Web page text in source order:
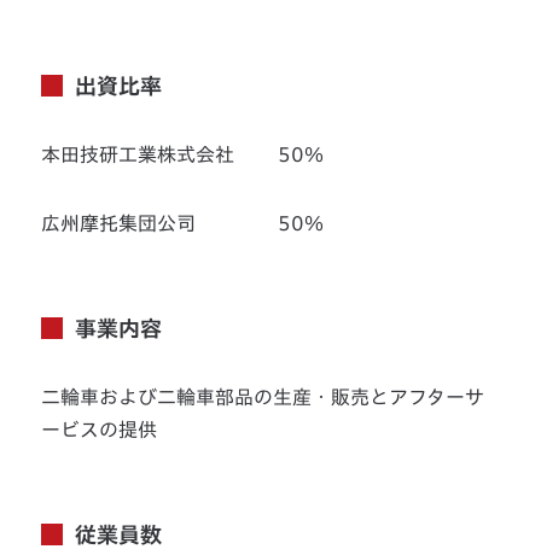
出資比率
本田技研工業株式会社 50％
広州摩托集団公司 50％
事業内容
二輪車および二輪車部品の生産・販売とアフターサ
ービスの提供
従業員数